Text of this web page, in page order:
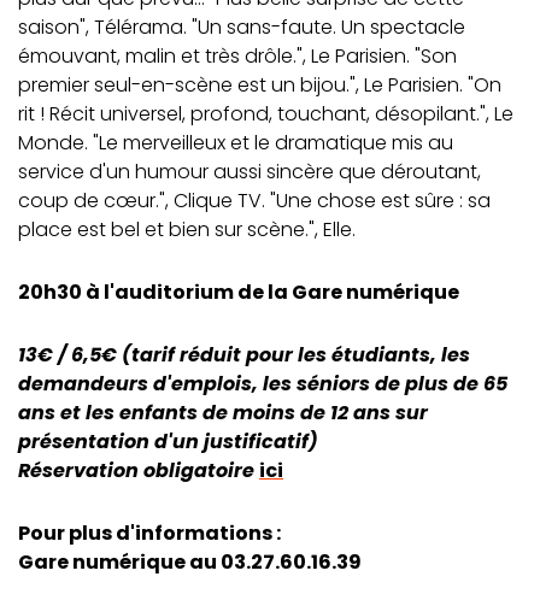
saison", Télérama. "Un sans-faute. Un spectacle
émouvant, malin et très drôle.", Le Parisien. "Son
premier seul-en-scène est un bijou.", Le Parisien. "On
rit ! Récit universel, profond, touchant, désopilant.", Le
Monde. "Le merveilleux et le dramatique mis au
service d'un humour aussi sincère que déroutant,
coup de cœur.", Clique TV. "Une chose est sûre : sa
place est bel et bien sur scène.", Elle.
20h30 à l'auditorium de la Gare numérique
13€ / 6,5€ (tarif réduit pour les étudiants, les
demandeurs d'emplois, les séniors de plus de 65
ans et les enfants de moins de 12 ans sur
présentation d'un justificatif)
Réservation obligatoire ici
Pour plus d'informations :
Gare numérique au 03.27.60.16.39